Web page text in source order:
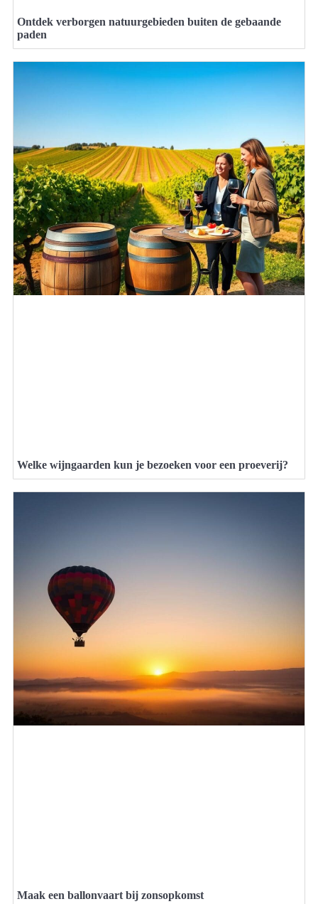
Ontdek verborgen natuurgebieden buiten de gebaande
paden
Welke wijngaarden kun je bezoeken voor een proeverij?
Maak een ballonvaart bij zonsopkomst